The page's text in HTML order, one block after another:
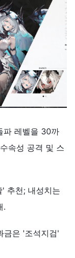
파 레벨을 30까
속성 공격 및 스
추천; 내성치는
.
금은 '조석지검'